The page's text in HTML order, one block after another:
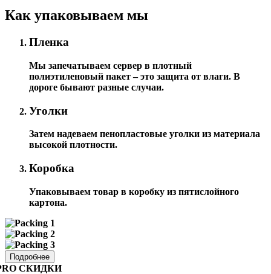
Как упаковываем мы
Пленка
Мы запечатываем сервер в плотный
полиэтиленовый пакет – это защита от влаги. В
дороге бывают разные случаи.
Уголки
Затем надеваем пенопластовые уголки из материала
высокой плотности.
Коробка
Упаковываем товар в коробку из пятислойного
картона.
Подробнее
СКИДКИ